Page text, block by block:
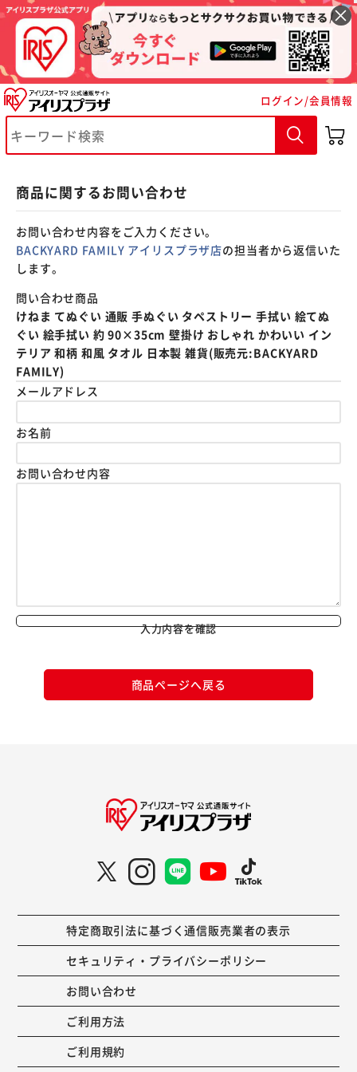
ログイン/会員情報
商品に関するお問い合わせ
お問い合わせ内容をご入力ください。
BACKYARD FAMILY アイリスプラザ店の担当者から返信いた
します。
問い合わせ商品
けねま てぬぐい 通販 手ぬぐい タペストリー 手拭い 絵てぬ
ぐい 絵手拭い 約 90×35cm 壁掛け おしゃれ かわいい イン
テリア 和柄 和風 タオル 日本製 雑貨(販売元:BACKYARD
FAMILY)
メールアドレス
お名前
お問い合わせ内容
入力内容を確認
商品ページへ戻る
特定商取引法に基づく通信販売業者の表示
セキュリティ・プライバシーポリシー
お問い合わせ
ご利用方法
ご利用規約
※ご確認ください
カートに入れる